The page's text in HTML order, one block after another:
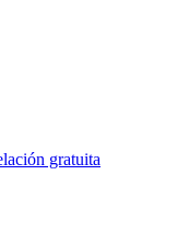
gratuita